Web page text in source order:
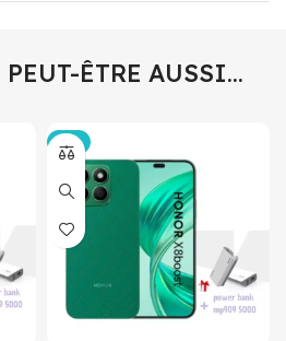
ÊTRE AUSSI…
-5%